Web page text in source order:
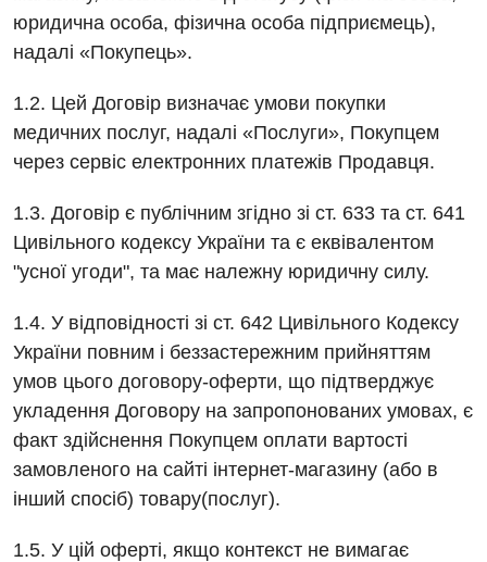
юридична особа, фізична особа підприємець),
надалі «Покупець».
1.2. Цей Договір визначає умови покупки
медичних послуг, надалі «Послуги», Покупцем
через сервіс електронних платежів Продавця.
1.3. Договір є публічним згідно зі ст. 633 та ст. 641
Цивільного кодексу України та є еквівалентом
"усної угоди", та має належну юридичну силу.
1.4. У відповідності зі ст. 642 Цивільного Кодексу
України повним і беззастережним прийняттям
умов цього договору-оферти, що підтверджує
укладення Договору на запропонованих умовах, є
факт здійснення Покупцем оплати вартості
замовленого на сайті інтернет-магазину (або в
інший спосіб) товару(послуг).
1.5. У цій оферті, якщо контекст не вимагає